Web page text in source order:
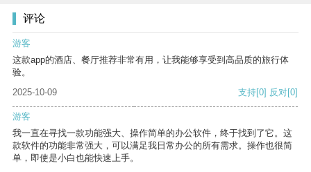
评论
游客
这款app的酒店、餐厅推荐非常有用，让我能够享受到高品质的旅行体
验。
2025-10-09
支持[0] 反对[0]
游客
我一直在寻找一款功能强大、操作简单的办公软件，终于找到了它。这
款软件的功能非常强大，可以满足我日常办公的所有需求。操作也很简
单，即使是小白也能快速上手。